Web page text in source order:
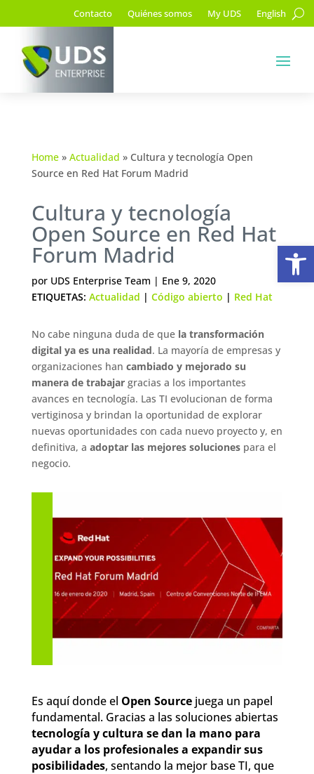
Contacto Quiénes somos My UDS English
Home» Actualidad » Cultura y tecnología Open
Source en Red Hat Forum Madrid
Cultura y tecnología
Open Source en Red Hat
Forum Madrid
por UDS Enterprise Team | Ene 9, 2020
ETIQUETAS: Actualidad | Código abierto | Red Hat
No cabe ninguna duda de que la transformación
digital ya es una realidad. La mayoría de empresas y
organizaciones han cambiado y mejorado su
manera de trabajargracias a los importantes
avances en tecnología. Las TI evolucionan de forma
vertiginosa y brindan la oportunidad de explorar
nuevas oportunidades con cada nuevo proyecto y, en
definitiva, a adoptar las mejores solucionespara el
negocio.
Es aquí donde el Open Sourcejuega un papel
fundamental. Gracias a las soluciones abiertas
tecnología y cultura se dan la mano para
ayudar a los profesionales a expandir sus
posibilidades, sentando la mejor base TI, que